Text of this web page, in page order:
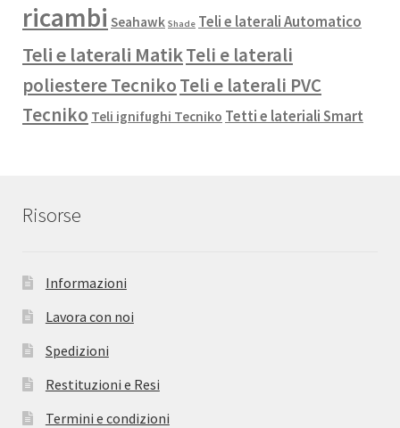
ricambi Seahawk Shade Teli e laterali Automatico
Teli e laterali MatikTeli e laterali
poliestere TecnikoTeli e laterali PVC
Tecniko Teli ignifughi Tecniko Tetti e lateriali Smart
Risorse
Informazioni
Lavora con noi
Spedizioni
Restituzioni e Resi
Termini e condizioni